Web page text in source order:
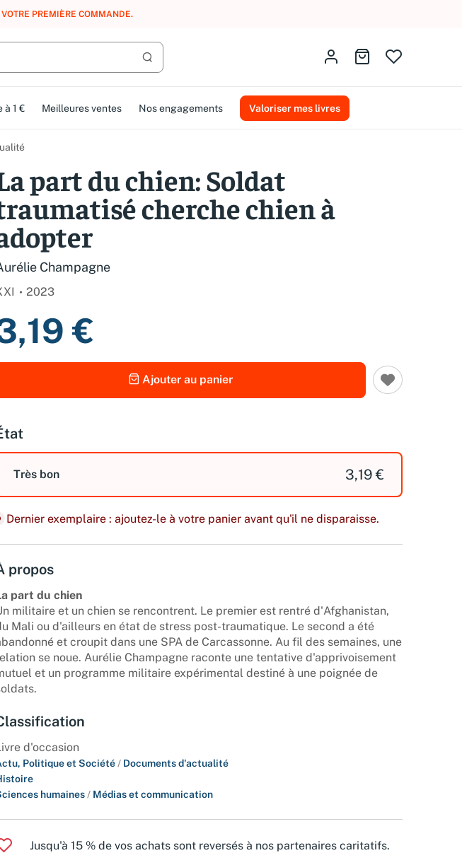
GRATUITEMENT LE CLUB AMMAREAL.
Lancer la recherche
Identifiez-vousAller au panier
à 1 € Meilleures ventes Nos engagements Valoriser mes livres
part du chien: Soldat
cherche chien à
Champagne
2023
€
Ajouter au panier
Très bon 3,19 €
Dernier exemplaire : ajoutez-le à votre panier avant qu'il ne disparaisse.
propos
part du chien
militaire et un chien se rencontrent. Le premier est rentré d'Afghanistan,
Mali ou d'ailleurs en état de stress post-traumatique. Le second a été
et croupit dans une SPA de Carcassonne. Au fil des semaines, une
se noue. Aurélie Champagne raconte une tentative d'apprivoisement
et un programme militaire expérimental destiné à une poignée de
d'occasion
Politique et Société / Documents d'actualité
humaines / Médias et communication
Jusqu'à 15 % de vos achats sont reversés à nos partenaires caritatifs.